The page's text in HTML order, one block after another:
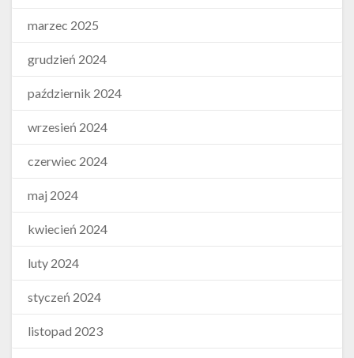
marzec 2025
grudzień 2024
październik 2024
wrzesień 2024
czerwiec 2024
maj 2024
kwiecień 2024
luty 2024
styczeń 2024
listopad 2023